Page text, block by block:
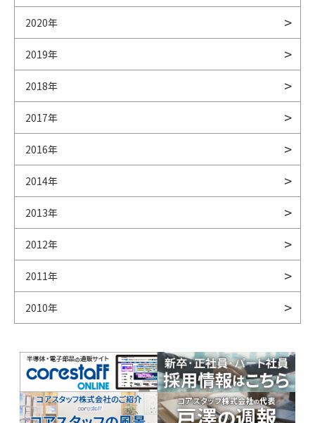
2020年
2019年
2018年
2017年
2016年
2014年
2013年
2012年
2011年
2010年